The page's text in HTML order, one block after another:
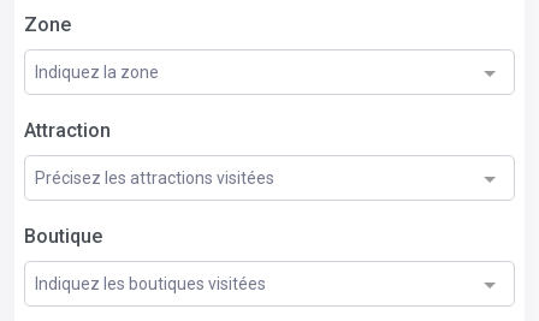
Zone
Indiquez la zone
Attraction
Précisez les attractions visitées
Boutique
Indiquez les boutiques visitées